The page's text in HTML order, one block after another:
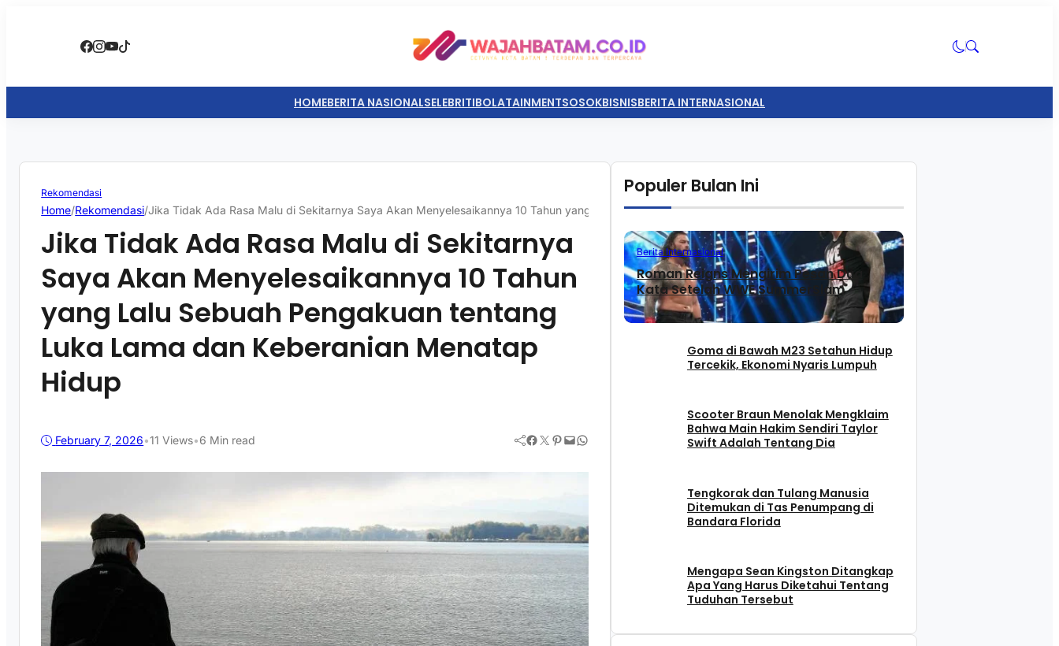
HOMEBERITA NASIONALSELEBRITIBOLATAINMENTSOSOKBISNISBERITA INTERNASIONAL
Rekomendasi
Home/Rekomendasi/Jika Tidak Ada Rasa Malu di Sekitarnya Saya Akan Menyelesaikannya 10 Tahun yang Lalu Sebuah Pengakuan tentang Luka Lama dan Keberanian Menatap Hidup
Jika Tidak Ada Rasa Malu di Sekitarnya
Saya Akan Menyelesaikannya 10 Tahun
yang Lalu Sebuah Pengakuan tentang
Luka Lama dan Keberanian Menatap
Hidup
February 7, 2026•11 Views•6 Min read Facebook Twitter Pinterest Mail WhatsApp
Populer Bulan Ini
Berita Internasional
Roman Reigns Mengirim Pesan Dua
Kata Setelah WWE SummerSlam
Goma di Bawah M23 Setahun Hidup
Tercekik, Ekonomi Nyaris Lumpuh
Scooter Braun Menolak Mengklaim
Bahwa Main Hakim Sendiri Taylor
Swift Adalah Tentang Dia
Tengkorak dan Tulang Manusia
Ditemukan di Tas Penumpang di
Bandara Florida
Mengapa Sean Kingston Ditangkap
Apa Yang Harus Diketahui Tentang
Tuduhan Tersebut